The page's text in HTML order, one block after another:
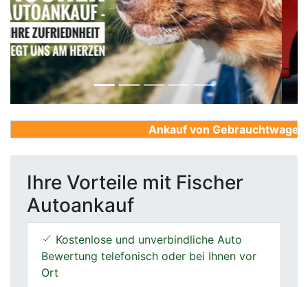
Previous Next
Ankauf von
Ihre Vorteile mit Fischer
Autoankauf
Kostenlose und unverbindliche Auto
Bewertung telefonisch oder bei Ihnen vor
Ort